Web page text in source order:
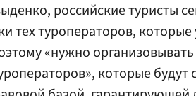
российские туристы
тех туроператоров, которые
«нужно
которые